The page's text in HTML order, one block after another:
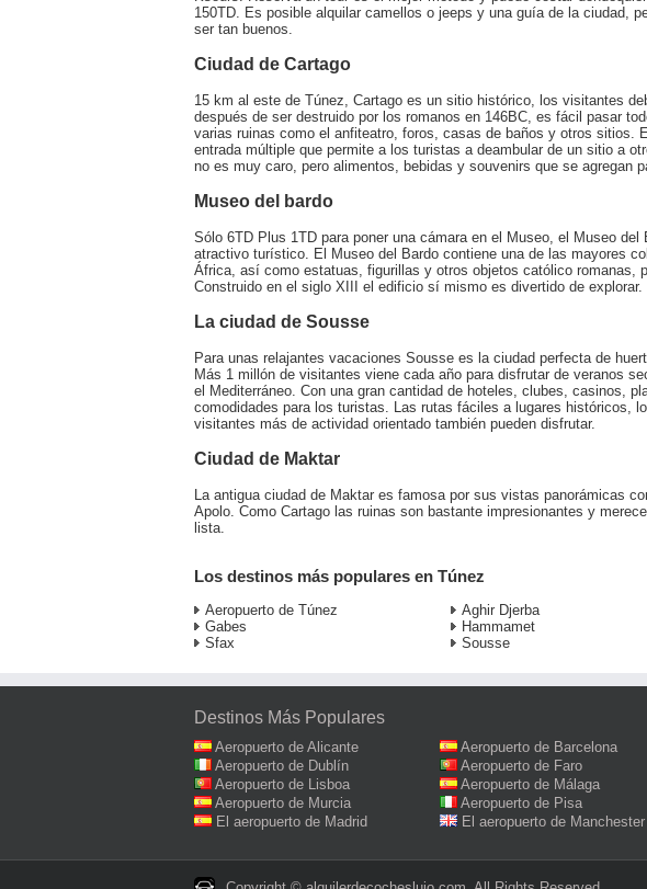
150TD. Es posible alquilar camellos o jeeps y una guía de la ciudad,
ser tan buenos.
Ciudad de Cartago
15 km al este de Túnez, Cartago es un sitio histórico, los visitantes
después de ser destruido por los romanos en 146BC, es fácil pasar
varias ruinas como el anfiteatro, foros, casas de baños y otros sitios.
entrada múltiple que permite a los turistas a deambular de un sitio a
no es muy caro, pero alimentos, bebidas y souvenirs que se agregan
Museo del bardo
Sólo 6TD Plus 1TD para poner una cámara en el Museo, el Museo
atractivo turístico. El Museo del Bardo contiene una de las mayores
África, así como estatuas, figurillas y otros objetos católico romanas,
Construido en el siglo XIII el edificio sí mismo es divertido de explorar.
La ciudad de Sousse
Para unas relajantes vacaciones Sousse es la ciudad perfecta de
Más 1 millón de visitantes viene cada año para disfrutar de veranos
el Mediterráneo. Con una gran cantidad de hoteles, clubes, casinos,
comodidades para los turistas. Las rutas fáciles a lugares históricos,
visitantes más de actividad orientado también pueden disfrutar.
Ciudad de Maktar
La antigua ciudad de Maktar es famosa por sus vistas panorámicas
Apolo. Como Cartago las ruinas son bastante impresionantes y
lista.
Los destinos más populares en Túnez
Aeropuerto de Túnez Aghir Djerba
Gabes
Hammamet
Sfax
Sousse
Destinos Más Populares
Aeropuerto de Alicante Aeropuerto de Barcelona
Aeropuerto de Dublín
Aeropuerto de Faro
Aeropuerto de Lisboa
Aeropuerto de Málaga
Aeropuerto de Murcia
Aeropuerto de Pisa
El aeropuerto de Madrid
El aeropuerto de Manchester